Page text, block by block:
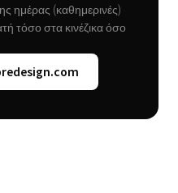
ημέρας (καθημερινές)
τόσο στα κινέζικα όσο